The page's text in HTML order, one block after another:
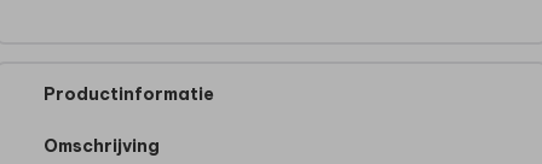
Productinformatie
Omschrijving